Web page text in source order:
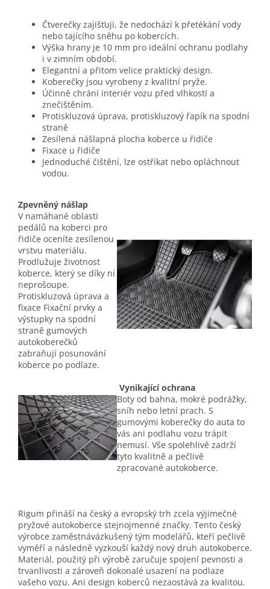
Čtverečky zajišťují, že nedochází k přetékání vody
nebo tajícího sněhu po kobercích.
Výška hrany je 10 mm pro ideální ochranu podlahy
i v zimním období.
Elegantní a přitom velice praktický design.
Koberečky jsou vyrobeny z kvalitní pryže.
Účinně chrání interiér vozu před vlhkostí a
znečištěním.
Protiskluzová úprava, protiskluzový řapík na spodní
straně
Zesílená nášlapná plocha koberce u řidiče
Fixace u řidiče
Jednoduché čištění, lze ostříkat nebo opláchnout
vodou.
Zpevněný nášlap
V namáhané oblasti
pedálů na koberci pro
řidiče oceníte zesílenou
vrstvu materiálu.
Prodlužuje životnost
koberce, který se díky ní
neprošoupe.
Protiskluzová úprava a
fixace Fixační prvky a
výstupky na spodní
straně gumových
autokoberečků
zabraňují posunování
koberce po podlaze.
Vynikající ochrana
Boty od bahna, mokré podrážky,
sníh nebo letní prach. S
gumovými koberečky do auta to
vás ani podlahu vozu trápit
nemusí. Vše spolehlivě zadrží
tyto kvalitně a pečlivě
zpracované autokoberce.
Rigum přináší na český a evropský trh zcela výjimečné
pryžové autokoberce stejnojmenné značky. Tento český
výrobce zaměstnávázkušený tým modelářů, kteří pečlivě
vyměří a následně vyzkouší každý nový druh autokoberce.
Materiál, použitý při výrobě zaručuje spojení pevnosti a
trvanlivosti a zároveň dokonalé usazení na podlaze
vašeho vozu. Ani design koberců nezaostává za kvalitou.